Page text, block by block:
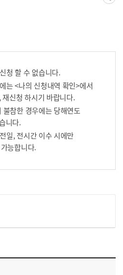
청 할 수 없습니다.
는 <나의 신청내역 확인>에서
신청 하시기 바랍니다.
참한 경우에는 당해연도
니다.
일, 전시간 이수 시에만
능합니다.